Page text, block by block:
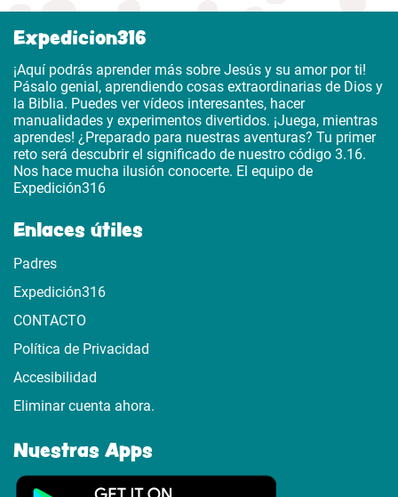
Expedicion316
¡Aquí podrás aprender más sobre Jesús y su amor por ti!
Pásalo genial, aprendiendo cosas extraordinarias de Dios y
la Biblia. Puedes ver vídeos interesantes, hacer
manualidades y experimentos divertidos. ¡Juega, mientras
aprendes! ¿Preparado para nuestras aventuras? Tu primer
reto será descubrir el significado de nuestro código 3.16.
Nos hace mucha ilusión conocerte. El equipo de
Expedición316
Enlaces útiles
Padres
Expedición316
CONTACTO
Política de Privacidad
Accesibilidad
Eliminar cuenta ahora.
Nuestras Apps